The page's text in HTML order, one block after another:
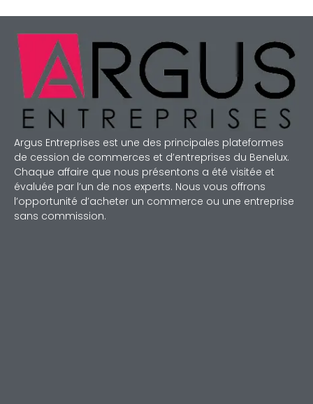
Argus Entreprises est une des principales plateformes
de cession de commerces et d’entreprises du Benelux.
Chaque affaire que nous présentons a été visitée et
évaluée par l’un de nos experts. Nous vous offrons
l’opportunité d’acheter un commerce ou une entreprise
sans commission.